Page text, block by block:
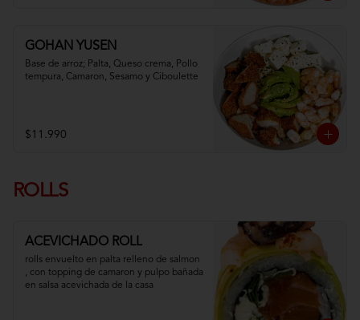
GOHAN YUSEN
Base de arroz; Palta, Queso crema, Pollo
tempura, Camaron, Sesamo y Ciboulette
$11.990
ROLLS
ACEVICHADO ROLL
rolls envuelto en palta relleno de salmon
, con topping de camaron y pulpo bañada
en salsa acevichada de la casa